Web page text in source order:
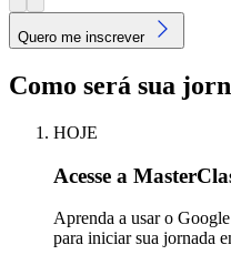
Quero me inscrever
Como será sua
HOJE
Acesse a
Aprenda a usar o
para iniciar sua jornada